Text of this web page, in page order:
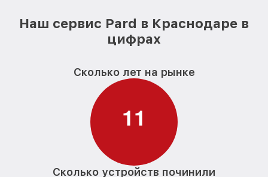
Наш сервис Pard в Краснодаре в
цифрах
Сколько лет на рынке
11
Сколько устройств починили